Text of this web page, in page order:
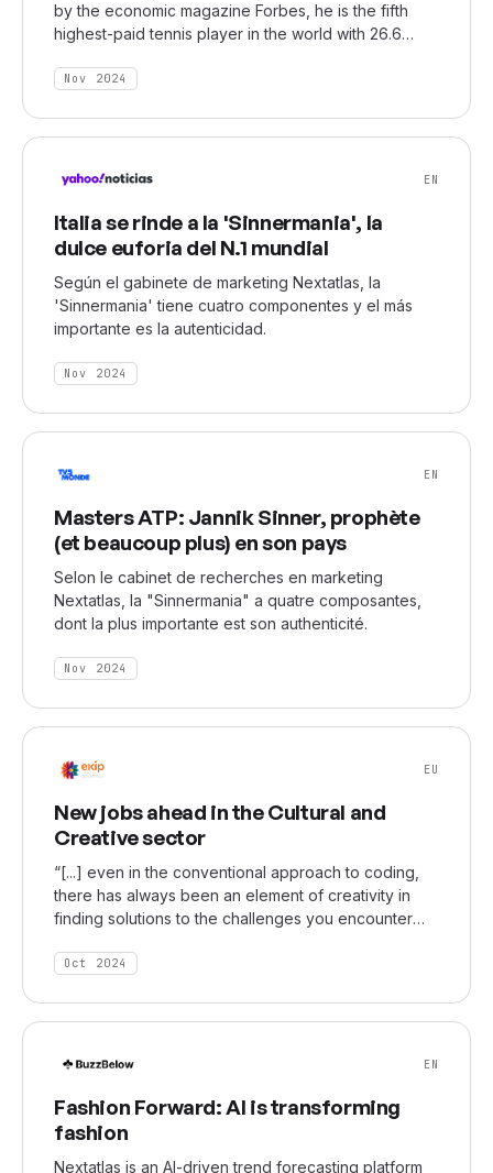
by the economic magazine Forbes, he is the fifth
highest-paid tennis player in the world with 26.6
sponsors. According to marketing research firm
Nov 2024
EN
Italia se rinde a la 'Sinnermania', la
dulce euforia del N.1 mundial
Según el gabinete de marketing Nextatlas, la
'Sinnermania' tiene cuatro componentes y el más
importante es la autenticidad.
Nov 2024
EN
Masters ATP: Jannik Sinner, prophète
(et beaucoup plus) en son pays
Selon le cabinet de recherches en marketing
Nextatlas, la "Sinnermania" a quatre composantes,
dont la plus importante est son authenticité.
Nov 2024
EU
New jobs ahead in the Cultural and
Creative sector
“[...] even in the conventional approach to coding,
there has always been an element of creativity in
finding solutions to the challenges you encounter
expression is vastly expanded. You’re no longer just
field that already had some, but wasn’t fully
Business Development at Nextatlas.
Oct 2024
EN
Fashion Forward: AI is transforming
fashion
Nextatlas is an AI-driven trend forecasting platform